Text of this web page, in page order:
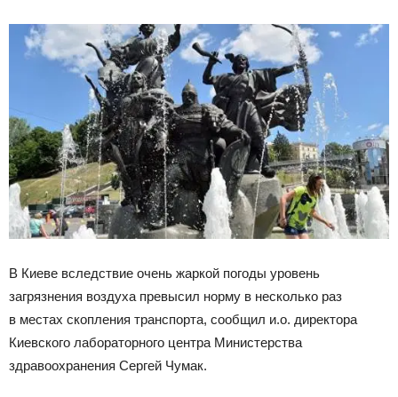
В Киеве вследствие очень жаркой погоды уровень
загрязнения воздуха превысил норму в несколько раз
в местах скопления транспорта, сообщил и.о. директора
Киевского лабораторного центра Министерства
здравоохранения Сергей Чумак.